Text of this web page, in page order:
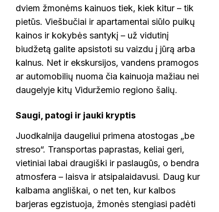
dviem žmonėms kainuos tiek, kiek kitur – tik
pietūs. Viešbučiai ir apartamentai siūlo puikų
kainos ir kokybės santykį – už vidutinį
biudžetą galite apsistoti su vaizdu į jūrą arba
kalnus. Net ir ekskursijos, vandens pramogos
ar automobilių nuoma čia kainuoja mažiau nei
daugelyje kitų Viduržemio regiono šalių.
Saugi, patogi ir jauki kryptis
Juodkalnija daugeliui primena atostogas „be
streso“. Transportas paprastas, keliai geri,
vietiniai labai draugiški ir paslaugūs, o bendra
atmosfera – laisva ir atsipalaidavusi. Daug kur
kalbama angliškai, o net ten, kur kalbos
barjeras egzistuoja, žmonės stengiasi padėti